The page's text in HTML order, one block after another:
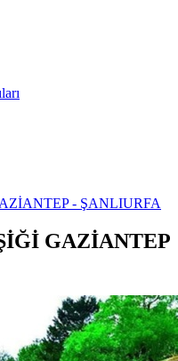
- ŞANLIURFA
GAZİANTEP